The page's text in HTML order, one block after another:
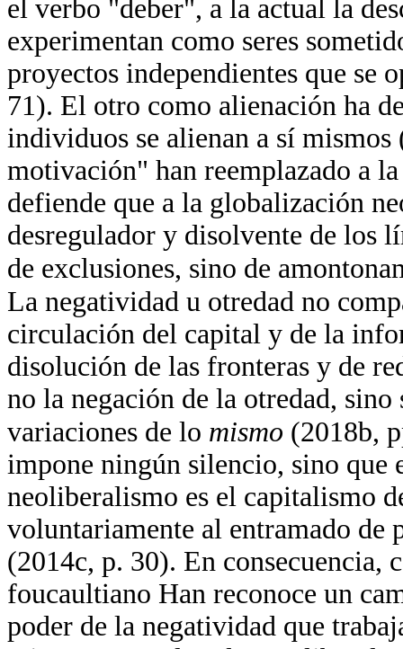
el verbo "deber", a la actual la
experimentan como seres
proyectos independientes que se
71). El otro como alienación ha
individuos se alienan a sí
motivación" han reemplazado a
defiende que a la globalización
desregulador y disolvente de los
de exclusiones, sino de
La negatividad u otredad no
circulación del capital y de la
disolución de las fronteras y de
no la negación de la otredad,
variaciones de lo mismo (2018b,
impone ningún silencio, sino
neoliberalismo es el capitalismo
voluntariamente al entramado de
(2014c, p. 30). En consecuencia,
foucaultiano Han reconoce un
poder de la negatividad que